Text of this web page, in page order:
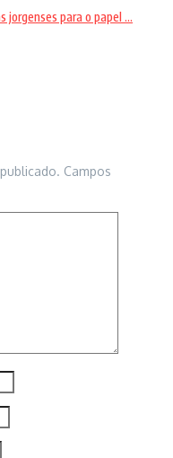
jorgenses para o papel ...
Campos